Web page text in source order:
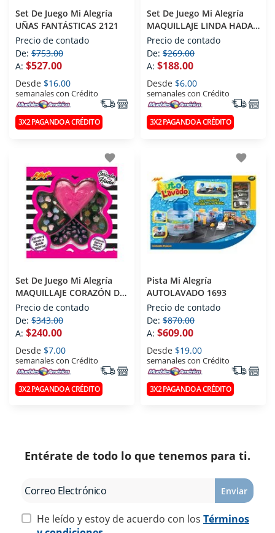
Set De Juego Mi Alegría
UÑAS FANTÁSTICAS 2121
Precio de contado
De: $753.00
A: $527.00
Desde $16.00
semanales con Crédito
3X2 PAGANDO A CRÉDITO
Set De Juego Mi Alegría
MAQUILLAJE LINDA HADA
191
Precio de contado
De: $269.00
A: $188.00
Desde $6.00
semanales con Crédito
3X2 PAGANDO A CRÉDITO
favorite
Set De Juego Mi Alegría
MAQUILLAJE CORAZÓN DE
HADA 192
Precio de contado
De: $343.00
A: $240.00
Desde $7.00
semanales con Crédito
3X2 PAGANDO A CRÉDITO
favorite
Pista Mi Alegría
AUTOLAVADO 1693
Precio de contado
De: $870.00
A: $609.00
Desde $19.00
semanales con Crédito
3X2 PAGANDO A CRÉDITO
Entérate de todo lo que tenemos para ti.
Enviar
He leído y estoy de acuerdo con los Términos